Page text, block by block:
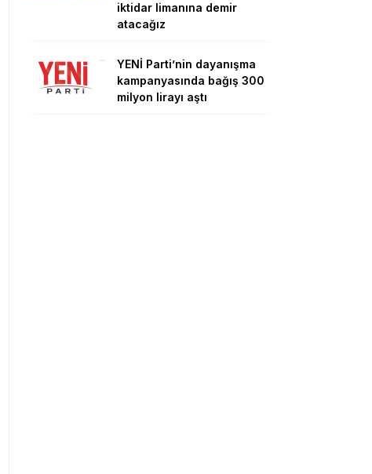
iktidar limanına demir
atacağız
YENİ Parti’nin dayanışma
kampanyasında bağış 300
milyon lirayı aştı